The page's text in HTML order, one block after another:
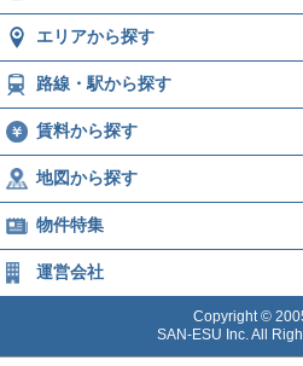
エリアから探す
路線・駅から探す
賃料から探す
地図から探す
物件特集
運営会社
Copyright ©
SAN-ESU Inc. All